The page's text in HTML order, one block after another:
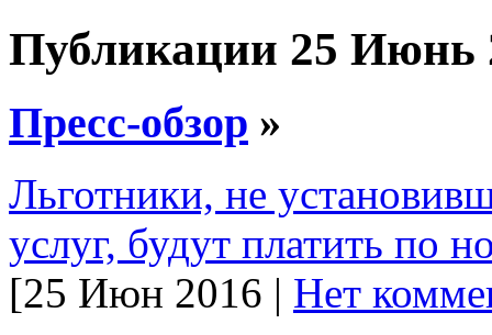
Публикации 25 Июнь
Пресс-обзор »
Льготники, не
услуг, будут платить по
[25 Июн 2016 | Нет